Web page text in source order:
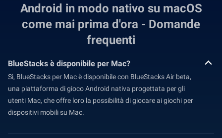
Android in modo nativo su macOS
come mai prima d'ora - Domande
frequenti
BlueStacks è disponibile per Mac?
Sì, BlueStacks per Mac è disponibile con BlueStacks Air beta,
una piattaforma di gioco Android nativa progettata per gli
utenti Mac, che offre loro la possibilità di giocare ai giochi per
dispositivi mobili su Mac.